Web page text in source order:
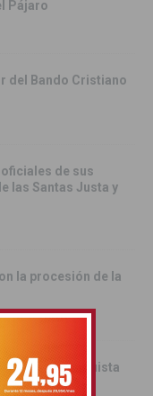
Pájaro
del Bando Cristiano
de sus
las Santas Justa y
la procesión de la
de la Reconquista
de la Gloriosa